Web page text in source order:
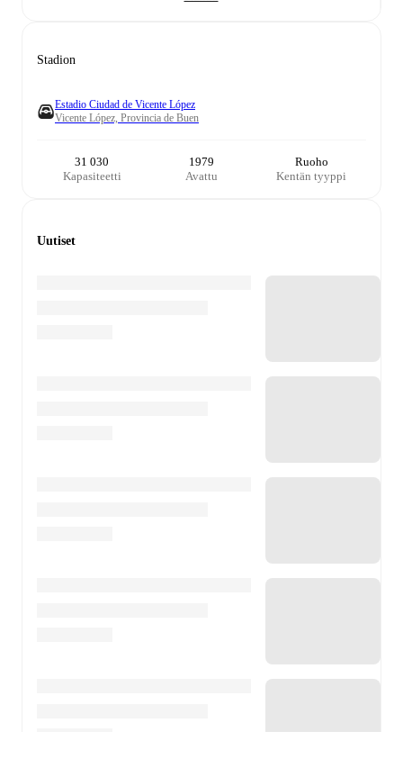
Stadion
Estadio Ciudad de Vicente López
Vicente López, Provincia de Buen
31 030
Kapasiteetti
1979
Avattu
Ruoho
Kentän tyyppi
Uutiset